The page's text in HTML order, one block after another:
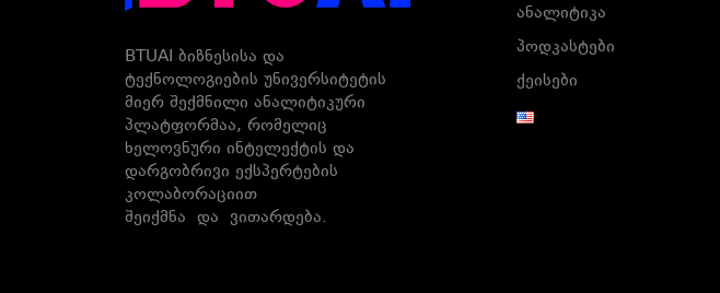
BTUAI ბიზნესისა და
ტექნოლოგიების უნივერსიტეტის
მიერ შექმნილი ანალიტიკური
პლატფორმაა, რომელიც
ხელოვნური ინტელექტის და
დარგობრივი ექსპერტების
კოლაბორაციით
შეიქმნა და ვითარდება.
ანალიტიკა
პოდკასტები
ქეისები